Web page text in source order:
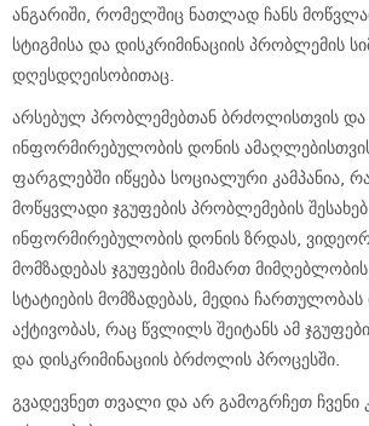
ანგარიში, რომელშიც ნათლად ჩანს
სტიგმისა და დისკრიმინაციის პრობლემის
დღესდღეისობითაც.
არსებულ პრობლემებთან ბრძოლისთვის და
ინფორმირებულობის დონის
ფარგლებში იწყება სოციალური კამპანია,
მოწყვლადი ჯგუფების პრობლემების შესახებ
ინფორმირებულობის დონის ზრდას,
მომზადებას ჯგუფების მიმართ
სტატიების მომზადებას, მედია
აქტივობას, რაც წვლილს შეიტანს ამ
და დისკრიმინაციის ბრძოლის პროცესში.
გვადევნეთ თვალი და არ გამოგრჩეთ ჩვენი